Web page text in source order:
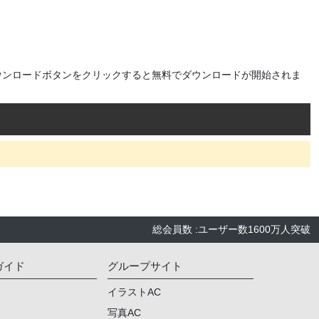
ロードボタンをクリックすると無料でダウンロードが開始されま
総会員数 :ユーザー数1600万人 突破
イド グループサイト
イラストAC
写真AC